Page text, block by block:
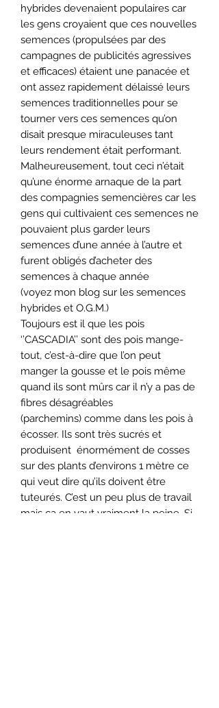
hybrides devenaient populaires car
les gens croyaient que ces nouvelles
semences (propulsées par des
campagnes de publicités agressives
et efficaces) étaient une panacée et
ont assez rapidement délaissé leurs
semences traditionnelles pour se
tourner vers ces semences qu’on
disait presque miraculeuses tant
leurs rendement était performant.
Malheureusement, tout ceci n’était
qu’une énorme arnaque de la part
des compagnies semencières car les
gens qui cultivaient ces semences ne
pouvaient plus garder leurs
semences d’une année à l’autre et
furent obligés d’acheter des
semences à chaque année
(voyez mon blog sur les semences
hybrides et O.G.M.)
Toujours est il que les pois
‘’CASCADIA’’ sont des pois mange-
tout, c’est-à-dire que l’on peut
manger la gousse et le pois même
quand ils sont mûrs car il n’y a pas de
fibres désagréables
(parchemins) comme dans les pois à
écosser. Ils sont très sucrés et
produisent énormément de cosses
sur des plants d’environs 1 mètre ce
qui veut dire qu’ils doivent être
tuteurés. C’est un peu plus de travail
mais ça en vaut vraiment la peine. Si